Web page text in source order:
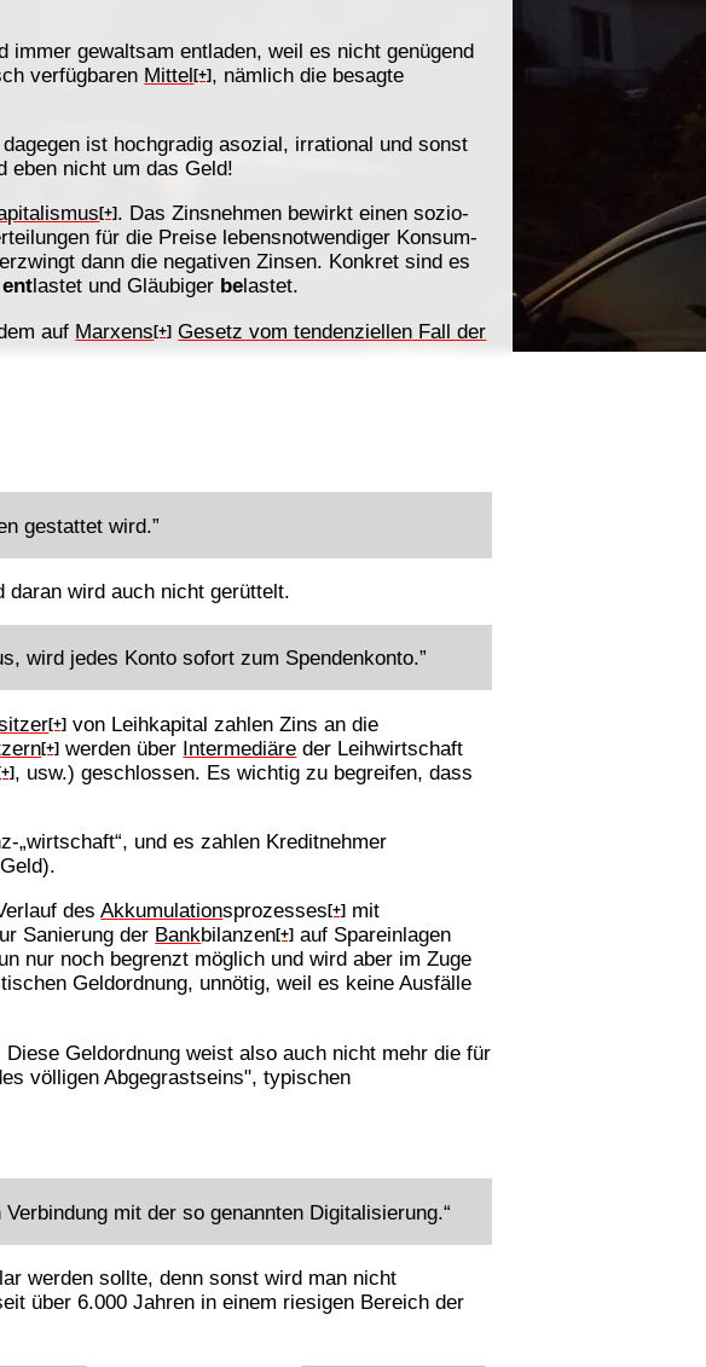
gewaltsam entladen, weil es nicht genügend
verfügbaren Mittel[+], nämlich die besagte
ist hochgradig asozial, irrational und sonst
eben nicht um das Geld!
[+] . Das Zinsnehmen bewirkt einen sozio-
für die Preise lebensnotwendiger Konsum-
dann die negativen Zinsen. Konkret sind es
entlastet und Gläubiger belastet.
auf Marxens[+] Gesetz vom tendenziellen Fall der
gestattet wird.”
daran wird auch nicht gerüttelt.
wird jedes Konto sofort zum Spendenkonto.”
[+] von Leihkapital zahlen Zins an die
[+] werden über Intermediäre der Leihwirtschaft
, usw.) geschlossen. Es wichtig zu begreifen, dass
„wirtschaft“, und es zahlen Kreditnehmer
desAkkumulationsprozesses[+] mit
Sanierung der Bankbilanzen[+] auf Spareinlagen
nur noch begrenzt möglich und wird aber im Zuge
Geldordnung, unnötig, weil es keine Ausfälle
Geldordnung weist also auch nicht mehr die für
völligen Abgegrastseins", typischen
mit der so genannten Digitalisierung.“
werden sollte, denn sonst wird man nicht
über 6.000 Jahren in einem riesigen Bereich der